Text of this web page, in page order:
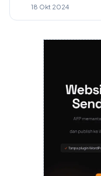
18 Okt 2024